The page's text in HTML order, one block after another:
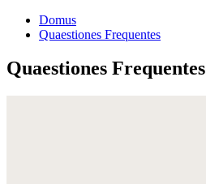
Domus
Quaestiones Frequentes
Quaestiones Frequentes